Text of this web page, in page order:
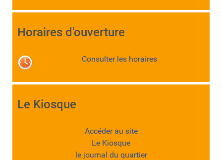
Horaires d'ouverture
Consulter les horaires
Le Kiosque
Accéder au site
Le Kiosque
le journal du quartier